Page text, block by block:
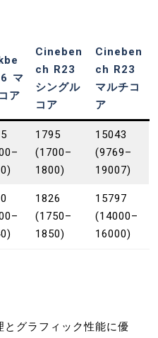
マ
ア
Cineben
ch R23
シングル
コア
Cineben
ch R23
マルチコ
ア
1795
(1700–
1800)
15043
(9769–
19007)
1826
(1750–
1850)
15797
(14000–
16000)
グラフィック性能に優